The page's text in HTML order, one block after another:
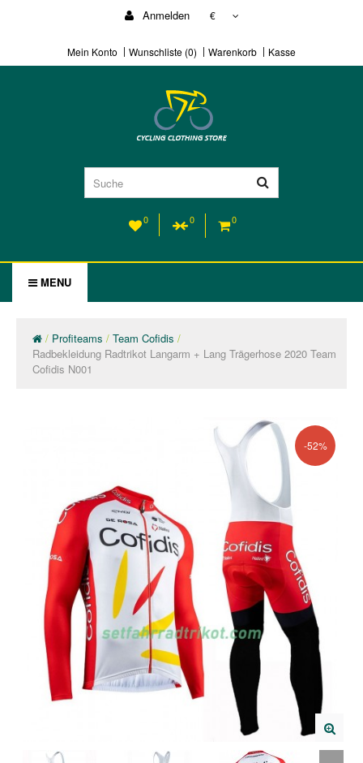
Anmelden €
Mein Konto Wunschliste (0) Warenkorb Kasse
0 0 0
MENU
Profiteams
Team Cofidis
Radbekleidung Radtrikot Langarm + Lang Trägerhose 2020 Team
Cofidis N001
-52%